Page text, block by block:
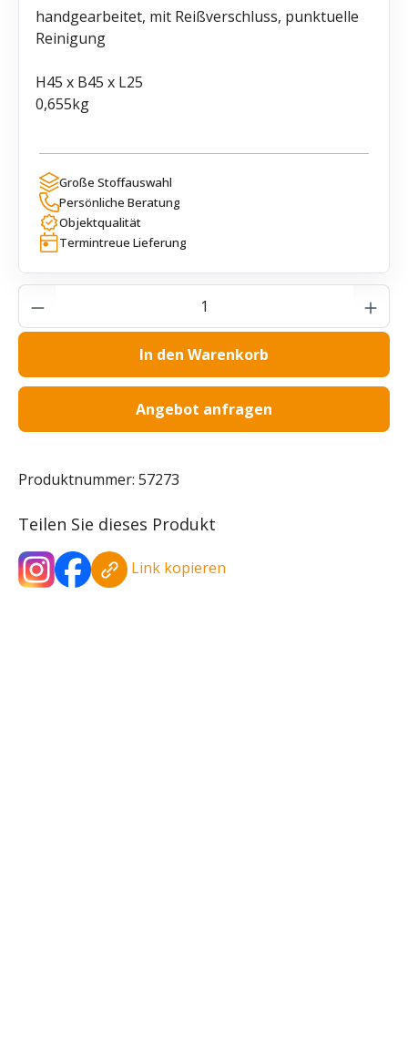
handgearbeitet, mit Reißverschluss, punktuelle
Reinigung
H45 x B45 x L25
0,655kg
Große Stoffauswahl
Persönliche Beratung
Objektqualität
Termintreue Lieferung
Produkt Anzahl: Gib den gewünschten
In den Warenkorb
Angebot anfragen
Produktnummer: 57273
Teilen Sie dieses Produkt
Link kopieren